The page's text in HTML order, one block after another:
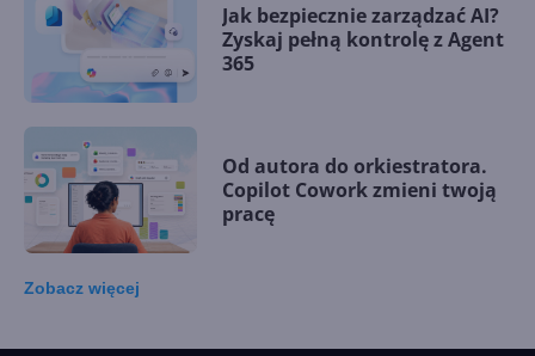
Jak bezpiecznie zarządzać AI?
Zyskaj pełną kontrolę z Agent
365
Od autora do orkiestratora.
Copilot Cowork zmieni twoją
pracę
Zobacz więcej